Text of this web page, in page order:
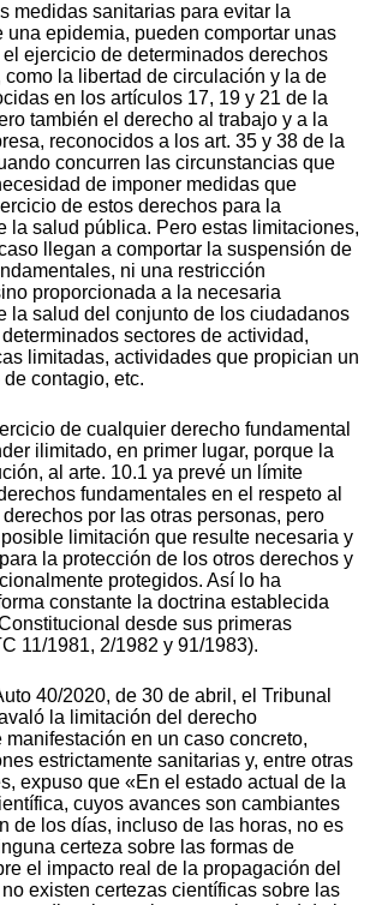
medidas sanitarias para evitar la
una epidemia, pueden comportar unas
el ejercicio de determinados derechos
como la libertad de circulación y la de
en los artículos 17, 19 y 21 de la
también el derecho al trabajo y a la
reconocidos a los art. 35 y 38 de la
concurren las circunstancias que
de imponer medidas que
de estos derechos para la
la salud pública. Pero estas limitaciones,
llegan a comportar la suspensión de
ni una restricción
proporcionada a la necesaria
la salud del conjunto de los ciudadanos
sectores de actividad,
limitadas, actividades que propician un
contagio, etc.
de cualquier derecho fundamental
ilimitado, en primer lugar, porque la
al arte. 10.1 ya prevé un límite
fundamentales en el respeto al
por las otras personas, pero
limitación que resulte necesaria y
la protección de los otros derechos y
protegidos. Así lo ha
constante la doctrina establecida
desde sus primeras
11/1981, 2/1982 y 91/1983).
40/2020, de 30 de abril, el Tribunal
la limitación del derecho
manifestación en un caso concreto,
estrictamente sanitarias y, entre otras
expuso que «En el estado actual de la
cuyos avances son cambiantes
de los días, incluso de las horas, no es
certeza sobre las formas de
el impacto real de la propagación del
existen certezas científicas sobre las